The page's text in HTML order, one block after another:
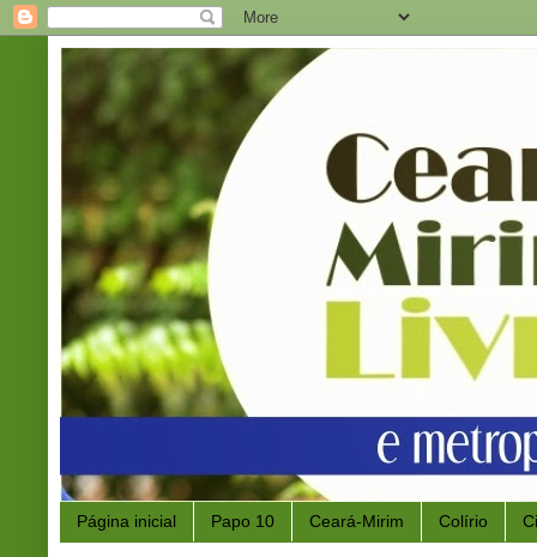
Página inicial Papo 10 Ceará-Mirim Colírio